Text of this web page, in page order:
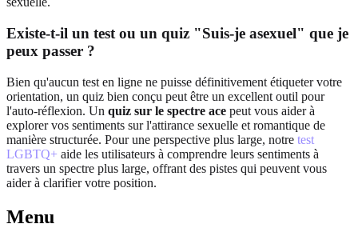
Existe-t-il un test ou un quiz "Suis-je asexuel" que je
peux passer ?
Bien qu'aucun test en ligne ne puisse définitivement étiqueter votre
orientation, un quiz bien conçu peut être un excellent outil pour
l'auto-réflexion. Un quiz sur le spectre ace peut vous aider à
explorer vos sentiments sur l'attirance sexuelle et romantique de
manière structurée. Pour une perspective plus large, notre test
LGBTQ+ aide les utilisateurs à comprendre leurs sentiments à
travers un spectre plus large, offrant des pistes qui peuvent vous
aider à clarifier votre position.
Menu